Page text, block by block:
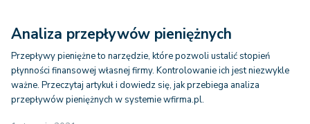
Analiza przepływów pieniężnych
Przepływy pieniężne to narzędzie, które pozwoli ustalić stopień
płynności finansowej własnej firmy. Kontrolowanie ich jest niezwykle
ważne. Przeczytaj artykuł i dowiedz się, jak przebiega analiza
przepływów pieniężnych w systemie wfirma.pl.